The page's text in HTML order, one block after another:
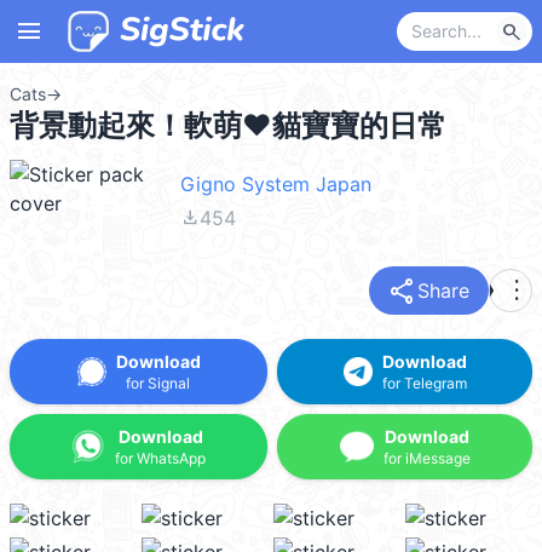
menu search
Cats→
背景動起來！軟萌❤貓寶寶的日常
Gigno System Japan
file_download454
share Share more_vert
Download
for Signal
Download
for WhatsApp
Download
for Telegram
Download
for iMessage